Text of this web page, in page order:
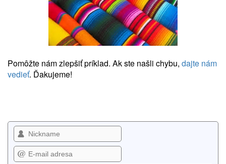
Pomôžte nám zlepšiť príklad. Ak ste našli chybu, dajte nám
vedieť. Ďakujeme!